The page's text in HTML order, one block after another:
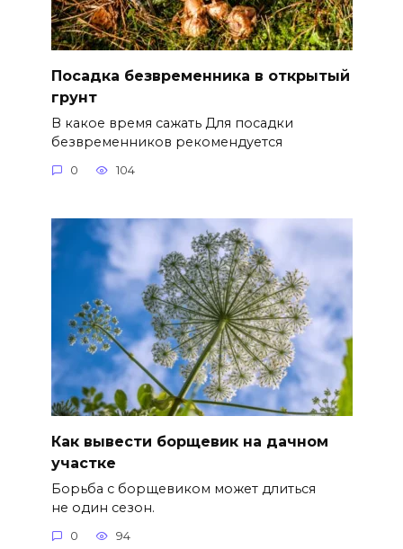
Посадка безвременника в открытый
грунт
В какое время сажать Для посадки
безвременников рекомендуется
0 104
Как вывести борщевик на дачном
участке
Борьба с борщевиком может длиться
не один сезон.
0 94